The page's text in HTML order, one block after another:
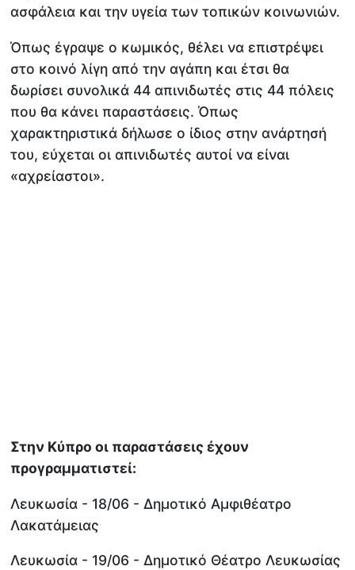
ασφάλεια και την υγεία των τοπικών κοινωνιών.
Όπως έγραψε ο κωμικός, θέλει να επιστρέψει
στο κοινό λίγη από την αγάπη και έτσι θα
δωρίσει συνολικά 44 απινιδωτές στις 44 πόλεις
που θα κάνει παραστάσεις. Όπως
χαρακτηριστικά δήλωσε ο ίδιος στην ανάρτησή
του, εύχεται οι απινιδωτές αυτοί να είναι
«αχρείαστοι».
Στην Κύπρο οι παραστάσεις έχουν
προγραμματιστεί:
Λευκωσία - 18/06 - Δημοτικό Αμφιθέατρο
Λακατάμειας
Λευκωσία - 19/06 - Δημοτικό Θέατρο Λευκωσίας